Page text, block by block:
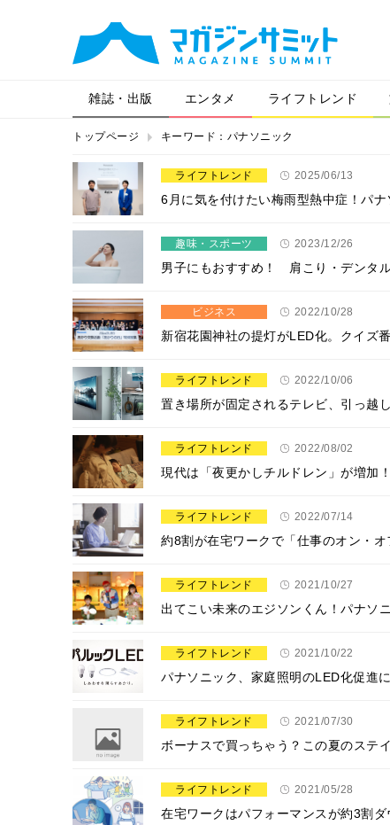
雑誌・出版 エンタメ ライフトレンド
トップページ キーワード：パナソニック
ライフトレンド 2025/06/13
6月に気を付けたい梅雨型熱中症！パ
趣味・スポーツ 2023/12/26
男子にもおすすめ！ 肩こり・デンタ
ビジネス 2022/10/28
新宿花園神社の提灯がLED化。クイズ
ライフトレンド 2022/10/06
置き場所が固定されるテレビ、引っ越
ライフトレンド 2022/08/02
現代は「夜更かしチルドレン」が増加
ライフトレンド 2022/07/14
約8割が在宅ワークで「仕事のオン・
ライフトレンド 2021/10/27
出てこい未来のエジソンくん！パナソ
ライフトレンド 2021/10/22
パナソニック、家庭照明のLED化促進
ライフトレンド 2021/07/30
ボーナスで買っちゃう？この夏のステ
ライフトレンド 2021/05/28
在宅ワークはパフォーマンスが約3割